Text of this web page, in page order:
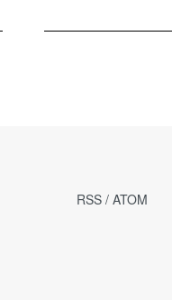
RSS / ATOM